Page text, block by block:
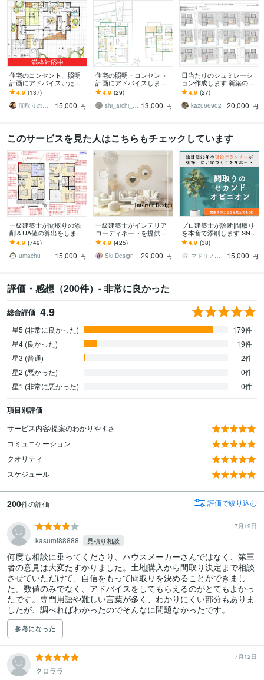
満枠対応中
住宅のコンセント、照明
計画にアドバイスいたし
ます 現役一級建築士が、
暮らす視点で照明プラン
をチェック！
4.9 (137)
間取りのアドバイザーhachikuro
15,000 円
住宅の照明・コンセント
計画にアドバイスします
一級建築士・インテリア
コーディネーターのセカ
ンドオピニオン！
4.9 (29)
shi_archi_interior 13,000 円
日当たりのシュミレーシ
ョン作成します 新築の窓
のサイズと位置をシュミ
レーションして決めませ
んか？
4.9 (27)
kazu66902
20,000 円
このサービスを見た人はこちらもチェックしています
一級建築士が間取りの添
削＆UA値の算出をします
断熱性能＆耐震性能の視
点からもアドバイスしま
す
4.9 (749)
umachu
15,000 円
一級建築士がインテリア
コーディネートを提供し
ます 誰でも相談しやすい
価格で、お部屋作りのお
手伝い！
4.9 (425)
Ski Design
29,000 円
プロ建築士が診断|間取り
を本音で添削します SNS
の間取りに惑わされな
い、あなたの暮らしに合
う間取り
4.9 (38)
マドリノミカタ｜建築士の家づくり相談室
15,000 円
評価・感想（200件）- 非常に良かった
総合評価 4.9
星5 (非常に良かった)
179件
星4 (良かった)
19件
星3 (普通)
2件
星2 (悪かった)
0件
星1 (非常に悪かった)
0件
項目別評価
サービス内容/提案のわかりやすさ
コミュニケーション
クオリティ
スケジュール
200件の評価 評価で絞り込む
7月19日
kasumi88888 見積り相談
何度も相談に乗ってくださり、ハウスメーカーさんではなく、第三
者の意見は大変たすかりました。土地購入から間取り決定まで相談
させていただけて、自信をもって間取りを決めることができまし
た。数値のみでなく、アドバイスをしてもらえるのがとてもよかっ
たです。専門用語や難しい言葉が多く、わかりにくい部分もありま
したが、調べればわかったのでそんなに問題なかったです。
参考になった
7月12日
クロララ